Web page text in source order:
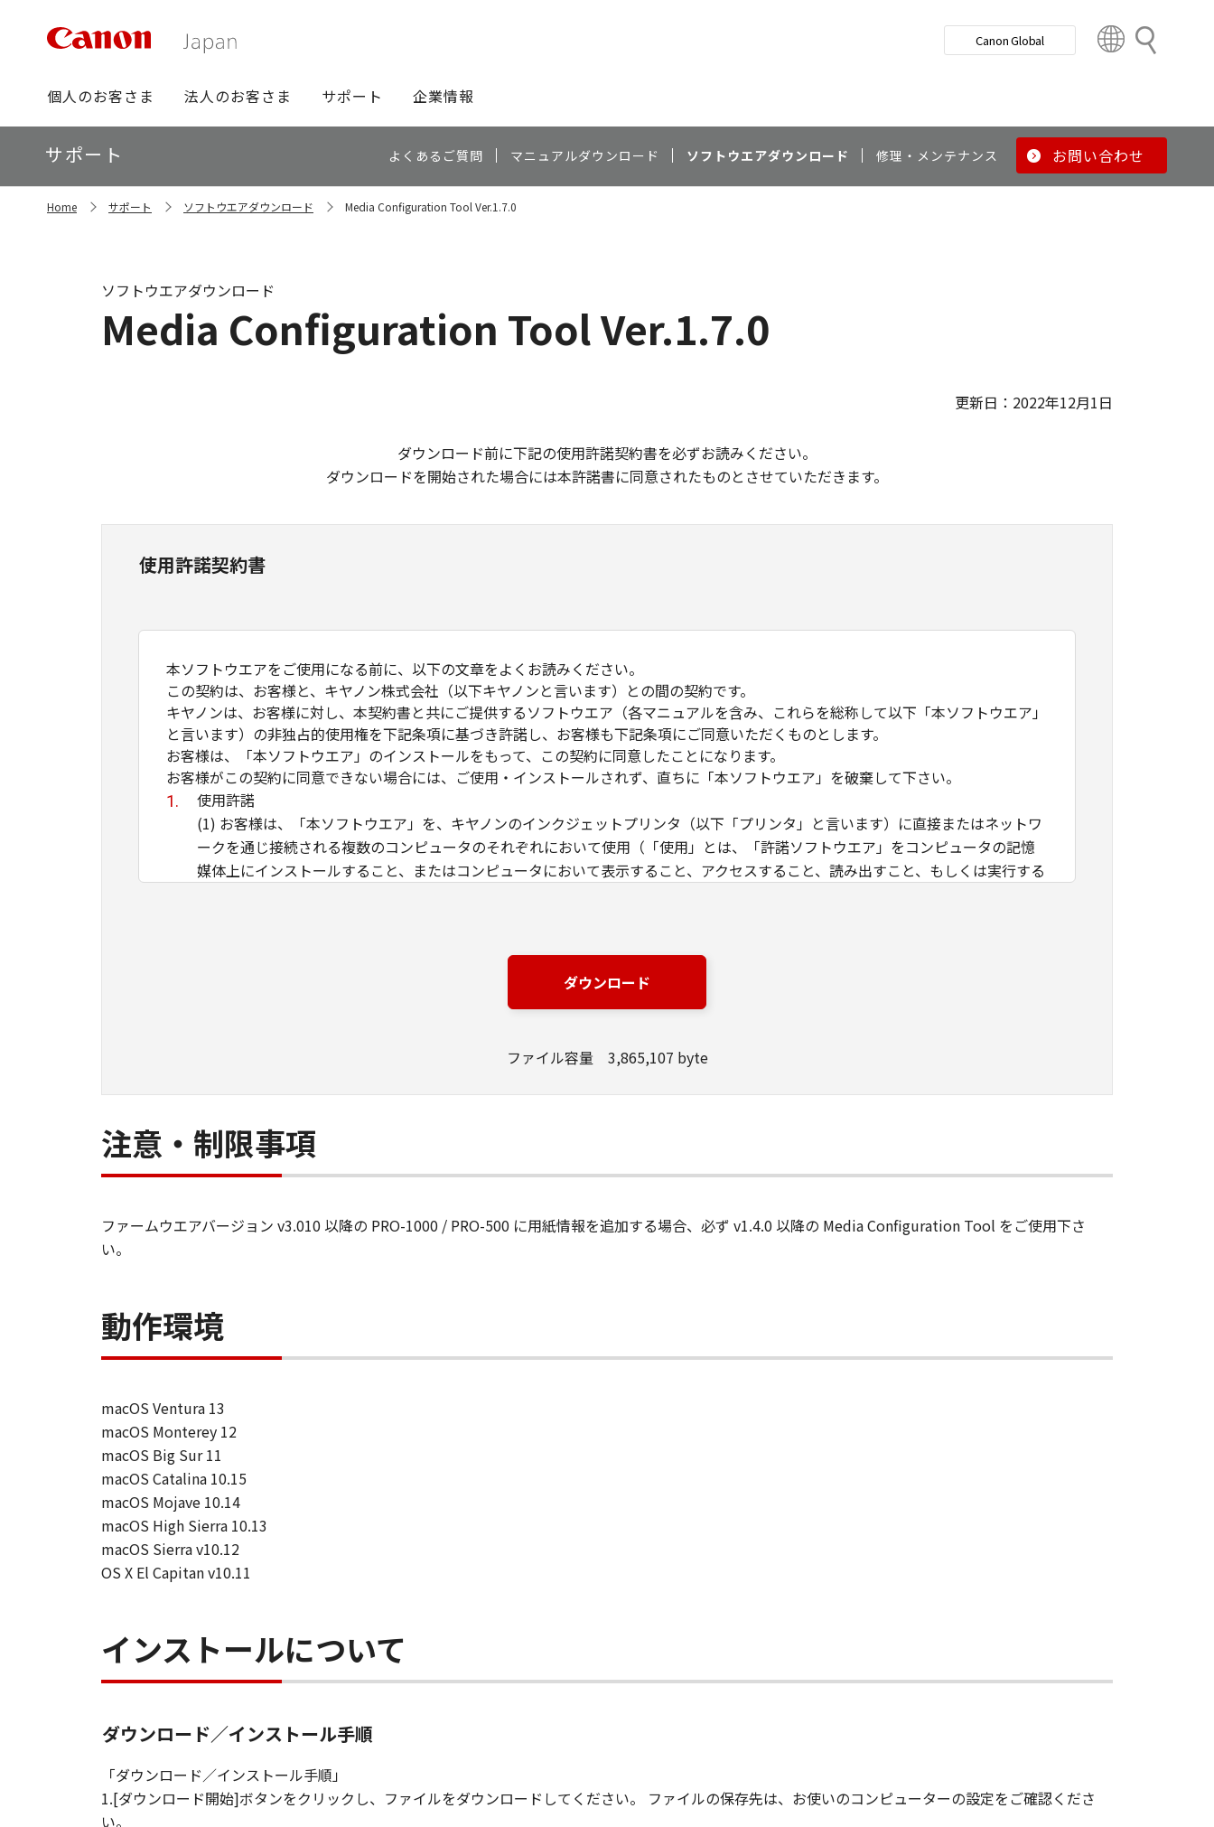
検
グ
ロ
ー
バ
ビ
個人のお客さま 法人のお客さま サポート 企業情報
Canon Global
t
y
ロ
ー
カ
ル
サポート よくあるご質問 マニュアルダウンロード ソフトウエアダウンロード 修理・メンテナンス お問い合わせ
Home サポート ソフトウエアダウンロード Media Configuration Tool Ver.1.7.0
Media Configuration Tool Ver.1.7.0
ソフトウエアダウンロード
更新日：2022年12月1日
ダウンロード前に下記の使用許諾契約書を必ずお読みください。
ダウンロードを開始された場合には本許諾書に同意されたものとさせていただきます。
使用許諾契約書
本ソフトウエアをご使用になる前に、以下の文章をよくお読みください。
この契約は、お客様と、キヤノン株式会社（以下キヤノンと言います）との間の契約です。
キヤノンは、お客様に対し、本契約書と共にご提供するソフトウエア（各マニュアルを含み、これらを総称して以下「本ソフトウエア」
と言います）の非独占的使用権を下記条項に基づき許諾し、お客様も下記条項にご同意いただくものとします。
お客様は、「本ソフトウエア」のインストールをもって、この契約に同意したことになります。
お客様がこの契約に同意できない場合には、ご使用・インストールされず、直ちに「本ソフトウエア」を破棄して下さい。
使用許諾
(1) お客様は、「本ソフトウエア」を、キヤノンのインクジェットプリンタ（以下「プリンタ」と言います）に直接またはネットワ
ークを通じ接続される複数のコンピュータのそれぞれにおいて使用（「使用」とは、「許諾ソフトウエア」をコンピュータの記憶
媒体上にインストールすること、またはコンピュータにおいて表示すること、アクセスすること、読み出すこと、もしくは実行する
ものとします。 (2) お客様は、再使用許諾、譲渡、頒布、貸与その他の方法により、第三者に「本ソフトウエア」を使用もしくは利
(3) お客様は、「本ソフトウエア」の全部または一部を修正、改変、リバース・エンジニアリング、逆コンパイルまたは逆アセンブ
(4) 本契約に明示的に定める場合を除き、キヤノンは「本ソフトウエア」に関する知的財産権のいかなる権利もお客様に付与するも
「本ソフトウエア」及びその複製物に係る権限及び所有権は、その内容によりキヤノンまたはキヤノンのライセンサーに帰属しま
す。
「許諾ソフトウエア」が、CD-ROM等の記憶媒体に格納されて提供されている場合、キヤノンは、お客様が「許諾ソフトウエア」を
保証の否認・免責
(1) 「本ソフトウエア」は、『現状のまま』の状態で使用許諾されます。キヤノン、キヤノンの関連会社、それらの販売代理店及び販売
店は、「本ソフトウエア」に関して、商品性及び特定の目的への適合性の保証を含め、いかなる保証も、明示たると黙示たるとを問わず
(2) キヤノン、キヤノンの関連会社、それらの販売代理店及び販売店は、「許諾ソフトウエア」の使用または使用不能から生ずるいかな
る損害（逸失利益及びその他の派生的または付随的な損害を含むがこれらに限定されない）について、一切の責任を負わないものとしま
す。例え、キヤノン、キヤノンの関連会社、それらの販売代理店及び販売店がかかる損害の可能性について知らされていた場合でも同様
です。
(3) キヤノン、キヤノンの関連会社、それらの販売代理店及び販売店は、「本ソフトウエア」の使用に起因または関連してお客様と第三
者との間に生じたいかなる紛争についても、一切責任を負わないものとします。
(4) 以上が、「本ソフトウエア」に関するキヤノン、キヤノンの関連会社、それらの販売代理店及び販売店のすべての責任であり、お客
様の唯一の救済です。
輸出
契約期間
(1) 本契約は、お客様が「本ソフトウエア」をインストールされた時点で発効し、下記(2)または(3)により終了されるまで有効に存続し
ます。
(3) キヤノンは、お客様が本契約のいずれかの条項に違反した場合、直ちに本契約を終了させることができます。
(4) お客様は、上記(3)による本契約の終了後直ちに、「本ソフトウエア」及びその複製物のすべてを廃棄及び消去するものとします。
準拠法
本契約は、日本国法に準拠するものとします。
U.S. GOVERNMENT RESTRICTED RIGHTS NOTICE:
ダウンロード
ファイル容量 3,865,107 byte
注意・制限事項
ファームウエアバージョン v3.010 以降の PRO-1000 / PRO-500 に用紙情報を追加する場合、必ず v1.4.0 以降の Media Configuration Tool をご使用下さ
い。
動作環境
macOS Ventura 13
macOS Monterey 12
macOS Big Sur 11
macOS Catalina 10.15
macOS Mojave 10.14
macOS High Sierra 10.13
macOS Sierra v10.12
OS X El Capitan v10.11
インストールについて
ダウンロード／インストール手順
「ダウンロード／インストール手順」
1.[ダウンロード開始]ボタンをクリックし、ファイルをダウンロードしてください。 ファイルの保存先は、お使いのコンピューターの設定をご確認くださ
い。